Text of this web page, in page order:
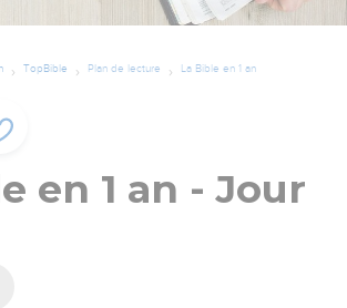
TopBible Plan de lecture La Bible en 1 an
en 1 an - Jour